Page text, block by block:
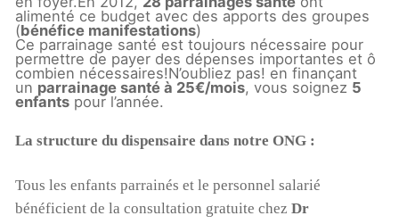
alimenté ce budget avec des apports des groupes
(bénéfice manifestations)
Ce parrainage santé est toujours nécessaire pour
permettre de payer des dépenses importantes et ô
combien nécessaires!N’oubliez pas! en finançant
un parrainage santé à 25€/mois, vous soignez 5
enfantspour l’année.
La structure du dispensaire dans notre ONG :
Tous les enfants parrainés et le personnel salarié
bénéficient de la consultation gratuite chez Dr